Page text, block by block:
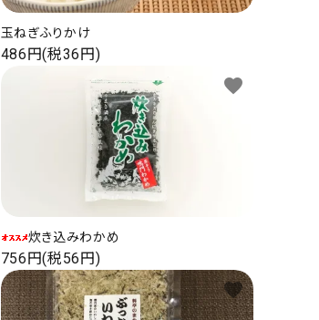
玉ねぎふりかけ
486円(税36円)
炊き込みわかめ
756円(税56円)
favorite
favorite